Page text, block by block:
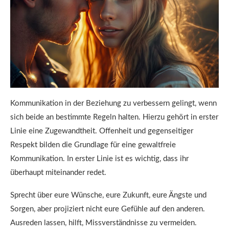
Kommunikation in der Beziehung zu verbessern gelingt, wenn
sich beide an bestimmte Regeln halten. Hierzu gehört in erster
Linie eine Zugewandtheit. Offenheit und gegenseitiger
Respekt bilden die Grundlage für eine gewaltfreie
Kommunikation. In erster Linie ist es wichtig, dass ihr
überhaupt miteinander redet.
Sprecht über eure Wünsche, eure Zukunft, eure Ängste und
Sorgen, aber projiziert nicht eure Gefühle auf den anderen.
Ausreden lassen, hilft, Missverständnisse zu vermeiden.